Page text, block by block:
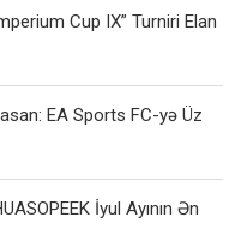
Cup IX” Turniri Elan
EA Sports FC-yə Üz
İyul Ayının Ən